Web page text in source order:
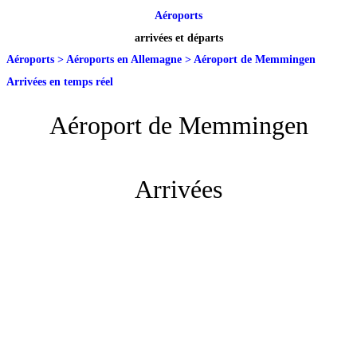
Aéroports
arrivées et départs
Aéroports > Aéroports en Allemagne > Aéroport de Memmingen
Arrivées en temps réel
Aéroport de Memmingen
Arrivées